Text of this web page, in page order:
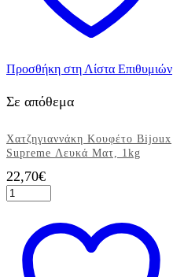
Προσθήκη στη Λίστα Επιθυμιών
Σε απόθεμα
Χατζηγιαννάκη Κουφέτο Bijoux
Supreme Λευκά Ματ, 1kg
22,70€
Χατζηγιαννάκη
Κουφέτο
Supreme
Λευκά
Ματ,